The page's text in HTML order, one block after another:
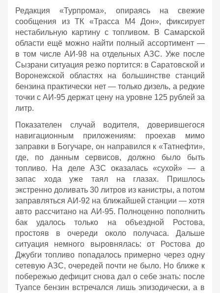
Редакция «Турпрома», опираясь на свежие
сообщения из ТК «Трасса М4 Дон», фиксирует
нестабильную картину с топливом. В Самарской
области ещё можно найти полный ассортимент —
в том числе АИ‑98 на отдельных АЗС. Уже после
Сызрани ситуация резко портится: в Саратовской и
Воронежской областях на большинстве станций
бензина практически нет — только дизель, а редкие
точки с АИ‑95 держат цену на уровне 125 рублей за
литр.
Показателен случай водителя, доверившегося
навигационным приложениям: проехав мимо
заправки в Богучаре, он направился к «Татнефти»,
где, по данным сервисов, должно было быть
топливо. На деле АЗС оказалась «сухой» — а
запас хода уже таял на глазах. Пришлось
экстренно доливать 30 литров из канистры, а потом
заправляться АИ‑92 на ближайшей станции — хотя
авто рассчитано на АИ‑95. Полноценно пополнить
бак удалось только на объездной Ростова,
простояв в очереди около получаса. Дальше
ситуация немного выровнялась: от Ростова до
Джубги топливо попадалось примерно через одну
сетевую АЗС, очередей почти не было. Но ближе к
побережью дефицит снова дал о себе знать: после
Туапсе бензин встречался лишь эпизодически, а в